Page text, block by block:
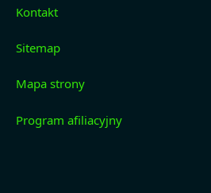
Kontakt
Sitemap
Mapa strony
Program afiliacyjny